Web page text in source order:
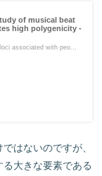
of musical beat
high polygenicity -
associated with peo...
はないのですが、
大きな要素である